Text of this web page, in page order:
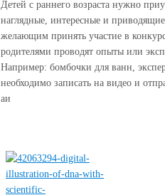
Детей с раннего возраста нужно
наглядные, интересные и
желающим принять участие в
родителями проводят опыты или
Например: бомбочки для ванн,
необходимо записать на видео и
аи